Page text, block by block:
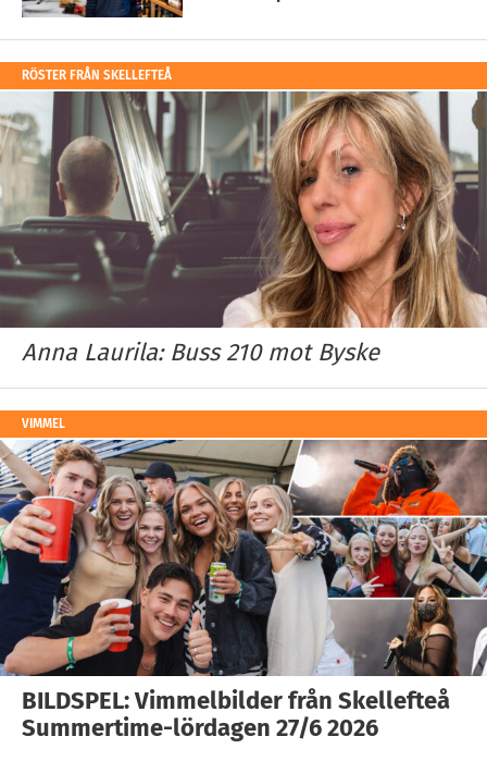
RÖSTER FRÅN SKELLEFTEÅ
Anna Laurila: Buss 210 mot Byske
VIMMEL
BILDSPEL: Vimmelbilder från Skellefteå
Summertime-lördagen 27/6 2026